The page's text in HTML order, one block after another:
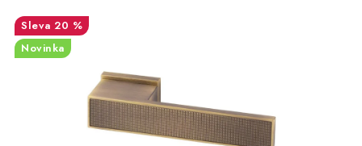
VRÁCENÍ ZBOŽÍ
POŠTOVNÉ
20 %
Novinka